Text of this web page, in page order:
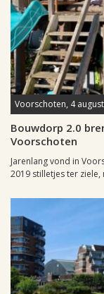
Voorschoten, 4
Bouwdorp 2.0
Voorschoten
Jarenlang vond in
2019 stilletjes ter ziele,